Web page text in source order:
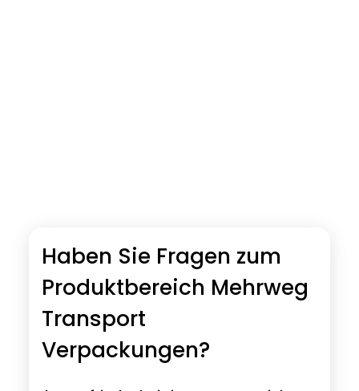
Haben Sie Fragen zum
Produktbereich Mehrweg
Transport
Verpackungen?